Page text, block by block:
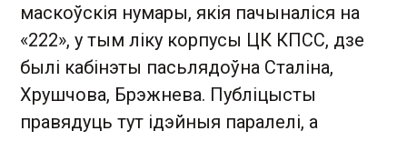
маскоўскія нумары, якія пачыналіся на
«222», у тым ліку корпусы ЦК КПСС, дзе
былі кабінэты пасьлядоўна Сталіна,
Хрушчова, Брэжнева. Публіцысты
правядуць тут ідэйныя паралелі, а